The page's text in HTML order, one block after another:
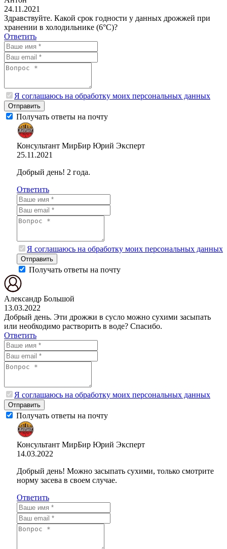
24.11.2021
Здравствуйте. Какой срок годности у данных дрожжей при
хранении в холодильнике (6°С)?
Ответить
Я соглашаюсь на обработку моих персональных данных
Отправить
Получать ответы на почту
Консультант МирБир Юрий Эксперт
25.11.2021
Добрый день! 2 года.
Ответить
Я соглашаюсь на обработку моих персональных данных
Отправить
Получать ответы на почту
Александр Большой
13.03.2022
Добрый день. Эти дрожжи в сусло можно сухими засыпать
или необходимо растворить в воде? Спасибо.
Ответить
Я соглашаюсь на обработку моих персональных данных
Отправить
Получать ответы на почту
Консультант МирБир Юрий Эксперт
14.03.2022
Добрый день! Можно засыпать сухими, только смотрите
норму засева в своем случае.
Ответить